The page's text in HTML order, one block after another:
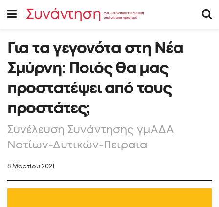
Για τα γεγονότα στη Νέα
Σμύρνη: Ποιός θα μας
προστατέψει από τους
προστάτες;
Συνέλευση Συνάντησης γμΑΔΑ
Νοτίων-Δυτικών-Πειραια
8 Μαρτίου 2021